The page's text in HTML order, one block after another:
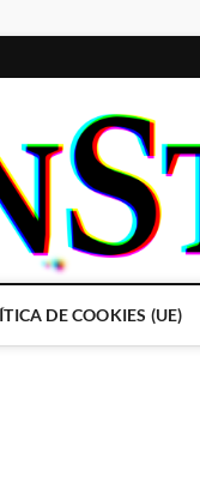
DE COOKIES (UE)